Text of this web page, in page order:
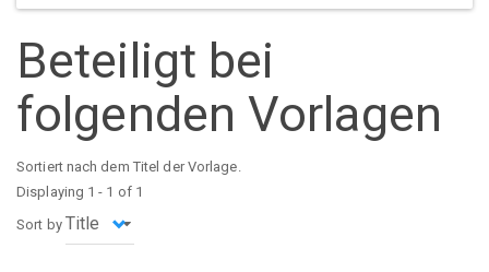
Beteiligt bei
folgenden Vorlagen
Sortiert nach dem Titel der Vorlage.
Displaying 1 - 1 of 1
Sort by